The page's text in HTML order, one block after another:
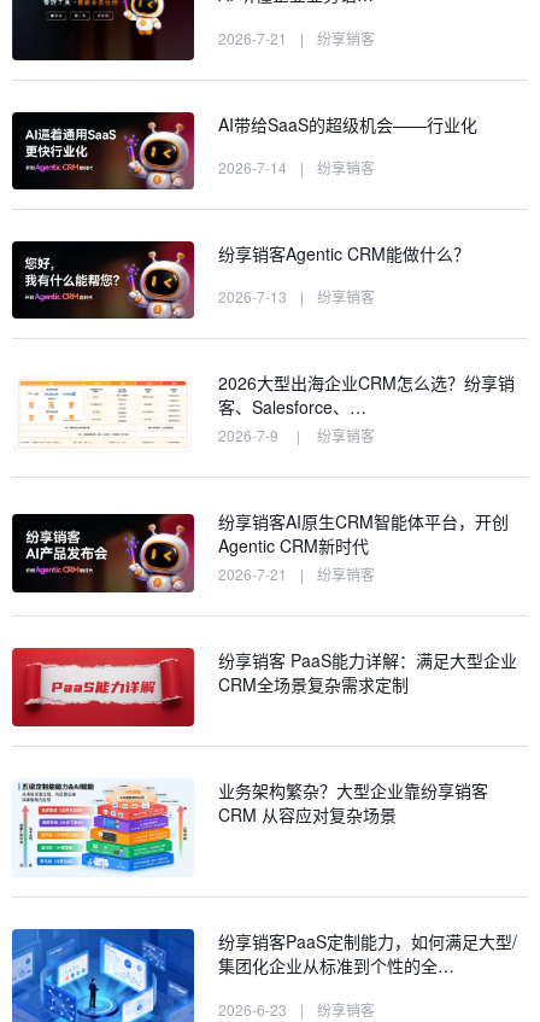
2026-7-21 | 纷享销客
AI带给SaaS的超级机会——行业化
2026-7-14 | 纷享销客
纷享销客Agentic CRM能做什么？
2026-7-13 | 纷享销客
2026大型出海企业CRM怎么选？纷享销
客、Salesforce、…
2026-7-9 | 纷享销客
纷享销客AI原生CRM智能体平台，开创
Agentic CRM新时代
2026-7-21 | 纷享销客
纷享销客 PaaS能力详解：满足大型企业
CRM全场景复杂需求定制
业务架构繁杂？大型企业靠纷享销客
CRM 从容应对复杂场景
纷享销客PaaS定制能力，如何满足大型/
集团化企业从标准到个性的全…
2026-6-23 | 纷享销客